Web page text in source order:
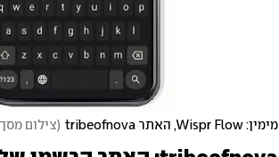
מימין: Wispr Flow, האתר tribeofnova (צילום מסך